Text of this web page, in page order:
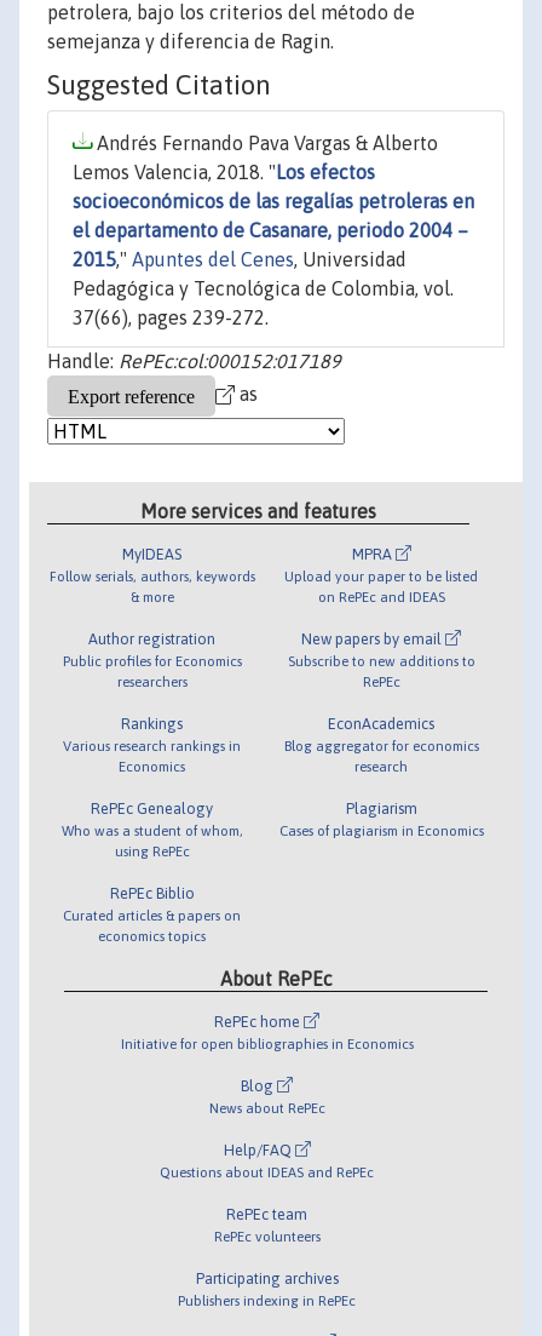
petrolera, bajo los criterios del método de
semejanza y diferencia de Ragin.
Suggested Citation
Andrés Fernando Pava Vargas & Alberto
Lemos Valencia, 2018. " Los efectos
socioeconómicos de las regalías petroleras en
el departamento de Casanare, periodo 2004 –
2015," Apuntes del Cenes, Universidad
Pedagógica y Tecnológica de Colombia, vol.
37(66), pages 239-272.
Handle: RePEc:col:000152:017189
as
More services and features
MyIDEAS
Follow serials, authors, keywords
& more
Author registration
Public profiles for Economics
researchers
Rankings
Various research rankings in
Economics
RePEc Genealogy
Who was a student of whom,
using RePEc
RePEc Biblio
Curated articles & papers on
economics topics
MPRA
Upload your paper to be listed
on RePEc and IDEAS
New papers by email
Subscribe to new additions to
RePEc
EconAcademics
Blog aggregator for economics
research
Plagiarism
Cases of plagiarism in Economics
About RePEc
RePEc home
Initiative for open bibliographies in Economics
Blog
News about RePEc
Help/FAQ
Questions about IDEAS and RePEc
RePEc team
RePEc volunteers
Participating archives
Publishers indexing in RePEc